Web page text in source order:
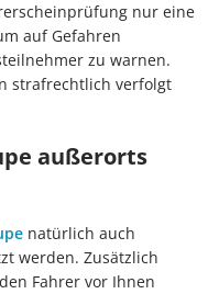
nur eine
auf Gefahren
zu warnen.
strafrechtlich verfolgt
außerorts
natürlich auch
werden. Zusätzlich
Fahrer vor Ihnen